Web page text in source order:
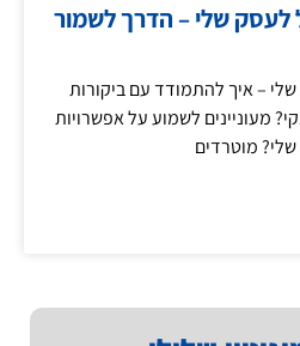
לעסק שלי – הדרך לשמור
– איך להתמודד עם ביקורות
מעוניינים לשמוע על אפשרויות
מוטרדים